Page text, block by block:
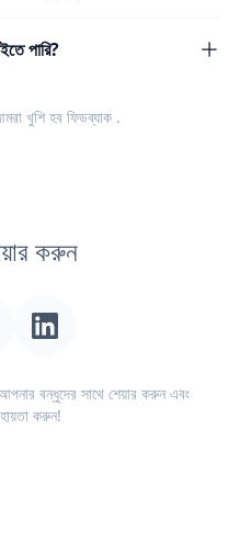
পারি?
খুশি হব ফিডব্যাক .
করুন
বন্ধুদের সাথে শেয়ার করুন এবং
করুন!